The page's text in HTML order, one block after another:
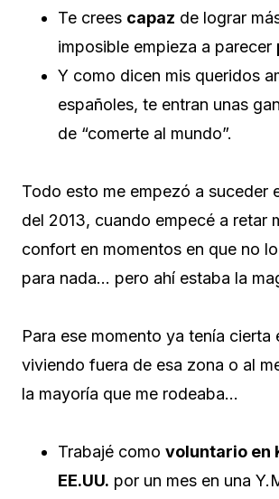
Te crees capaz de lograr
imposible empieza a parecer
Y como dicen mis queridos
españoles, te entran unas
de “comerte al mundo”.
Todo esto me empezó a suceder
del 2013, cuando empecé a retar
confort en momentos en que no
para nada… pero ahí estaba la
Para ese momento ya tenía cierta
viviendo fuera de esa zona o al
la mayoría que me rodeaba…
Trabajé como voluntario en
EE.UU. por un mes en una